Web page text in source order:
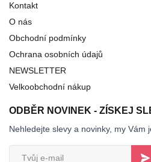
Kontakt
O nás
Obchodní podmínky
Ochrana osobních údajů
NEWSLETTER
Velkoobchodní nákup
ODBĚR NOVINEK - ZÍSKEJ
Nehledejte slevy a novinky, my Vám